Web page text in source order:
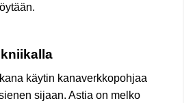
käytin kanaverkkopohjaa
sijaan. Astia on melko